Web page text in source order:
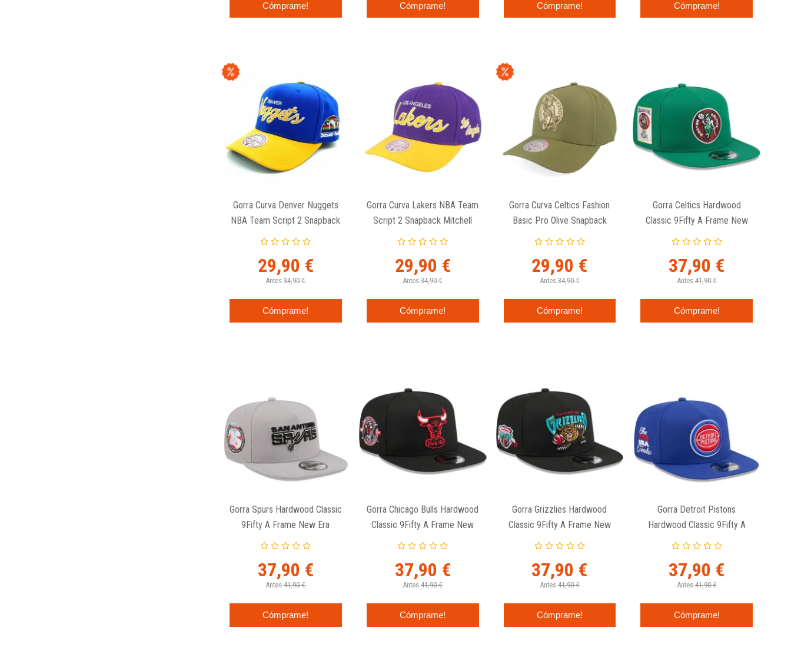
Cómprame! Cómprame! Cómprame! Cómprame!
Gorra Curva Denver Nuggets
NBA Team Script 2 Snapback
Mitchell And Ness
29,90 €
Antes 34,90 €
Cómprame!
Gorra Curva Lakers NBA Team
Script 2 Snapback Mitchell
And Ness
29,90 €
Antes 34,90 €
Cómprame!
Gorra Curva Celtics Fashion
Basic Pro Olive Snapback
Mitchell And Ness
29,90 €
Antes 34,90 €
Cómprame!
Gorra Celtics Hardwood
Classic 9Fifty A Frame New
Era
37,90 €
Antes 41,90 €
Cómprame!
Gorra Spurs Hardwood Classic
9Fifty A Frame New Era
37,90 €
Antes 41,90 €
Cómprame!
Gorra Chicago Bulls Hardwood
Classic 9Fifty A Frame New
Era
37,90 €
Antes 41,90 €
Cómprame!
Gorra Grizzlies Hardwood
Classic 9Fifty A Frame New
Era
37,90 €
Antes 41,90 €
Cómprame!
Gorra Detroit Pistons
Hardwood Classic 9Fifty A
Frame New Era
37,90 €
Antes 41,90 €
Cómprame!